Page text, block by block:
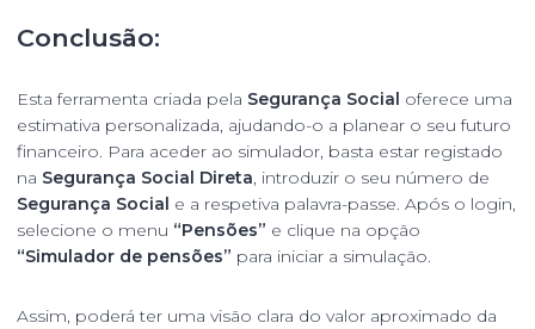
Conclusão:
Esta ferramenta criada pela Segurança Social oferece uma
estimativa personalizada, ajudando-o a planear o seu futuro
financeiro. Para aceder ao simulador, basta estar registado
na Segurança Social Direta , introduzir o seu número de
Segurança Social e a respetiva palavra-passe. Após o login,
selecione o menu “Pensões” e clique na opção
“Simulador de pensões” para iniciar a simulação.
Assim, poderá ter uma visão clara do valor aproximado da